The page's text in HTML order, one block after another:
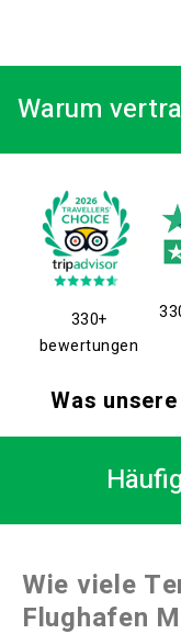
Warum
330+
bewertungen
Was
Wie viele
Flughafen